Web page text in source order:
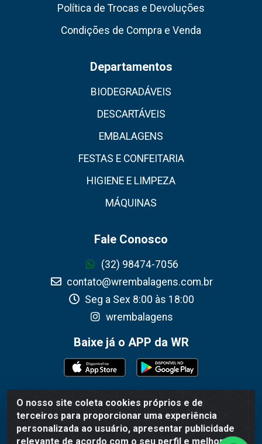
O nosso site coleta cookies próprios e de
terceiros para proporcionar uma experiência
personalizada ao usuário, apresentar publicidade
relevante de acordo com o seu perfil e melhorar a
Política de Trocas e Devoluções
Condições de Compra e Venda
Departamentos
BIODEGRADÁVEIS
DESCARTÁVEIS
EMBALAGENS
FESTAS E CONFEITARIA
HIGIENE E LIMPEZA
MÁQUINAS
Fale Conosco
(32) 98474-7056
contato@wrembalagens.com.br
Seg a Sex 8:00 às 18:00
wrembalagens
Baixe já o APP da WR
WR Embalagens - R. Cel. Teodoro Gomes de Araújo, 1360 -
Grogotó - Barbacena / MG - CEP 36202-628 - CNPJ
02.692.206/0001-55